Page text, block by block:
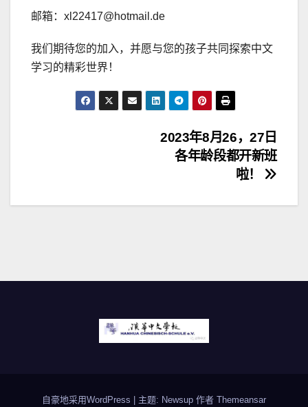
邮箱：xl22417@hotmail.de
我们期待您的加入，并愿与您的孩子共同探索中文
学习的精彩世界！
导
2023年8月26，27日
各年龄段都开新班
啦！
自豪地采用WordPress 主题: Newsup 作者 Themeansar